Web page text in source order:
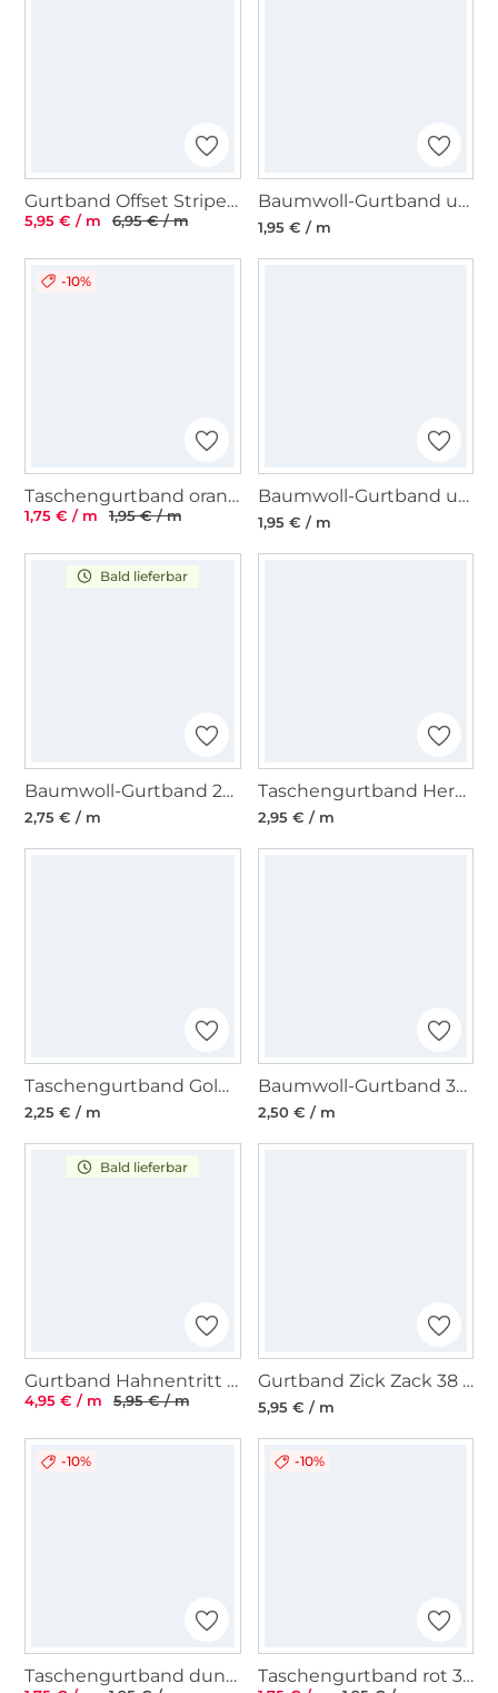
Gurtband Offset Stripes 40 mm, schwarz
5,95 € / m 6,95 € / m
Baumwoll-Gurtband uni blass aubergine 38 mm
1,95 € / m
-10%
Taschengurtband orange 37mm
1,75 € / m 1,95 € / m
Baumwoll-Gurtband uni anthrazit 38 mm
1,95 € / m
Bald lieferbar
Baumwoll-Gurtband 25 mm, beige
2,75 € / m
Taschengurtband Herzen 37 mm, weiß
2,95 € / m
Taschengurtband Goldfäden 40mm, hellrosa
2,25 € / m
Baumwoll-Gurtband 30 mm, aqua
2,50 € / m
Bald lieferbar
Gurtband Hahnentritt 38 mm, beige
4,95 € / m 5,95 € / m
Gurtband Zick Zack 38 mm, marine
5,95 € / m
-10%
Taschengurtband dunkelblau 37 mm
-10%
Taschengurtband rot 37 mm